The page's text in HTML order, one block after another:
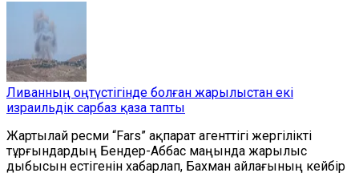
Ливанның оңтүстігінде болған жарылыстан екі
израильдік сарбаз қаза тапты
Жартылай ресми “Fars” ақпарат агенттігі жергілікті
тұрғындардың Бендер-Аббас маңында жарылыс
дыбысын естігенін хабарлап, Бахман айлағының кейбір